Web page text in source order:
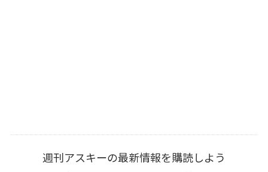
週刊アスキーの最新情報を購読しよう